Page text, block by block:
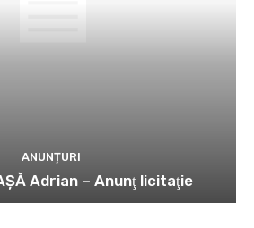
ANUNȚURI
Adrian – Anunţ licitaţie